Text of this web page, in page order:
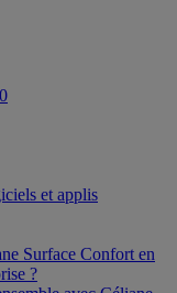
et applis
Surface Confort en
?